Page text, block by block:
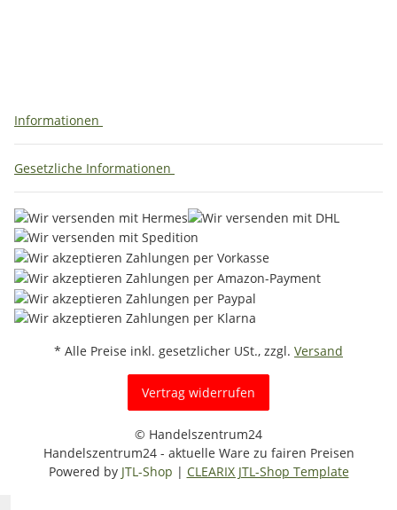
Informationen
Gesetzliche Informationen
* Alle Preise inkl. gesetzlicher USt., zzgl. Versand
Vertrag widerrufen
© Handelszentrum24
Handelszentrum24 - aktuelle Ware zu fairen Preisen
Powered by JTL-Shop | CLEARIX JTL-Shop Template